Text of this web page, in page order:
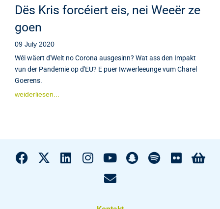
Dës Kris forcéiert eis, nei Weeër ze
goen
09 July 2020
Wéi wäert d'Welt no Corona ausgesinn? Wat ass den Impakt
vun der Pandemie op d'EU? E puer Iwwerleeunge vum Charel
Goerens.
weiderliesen...